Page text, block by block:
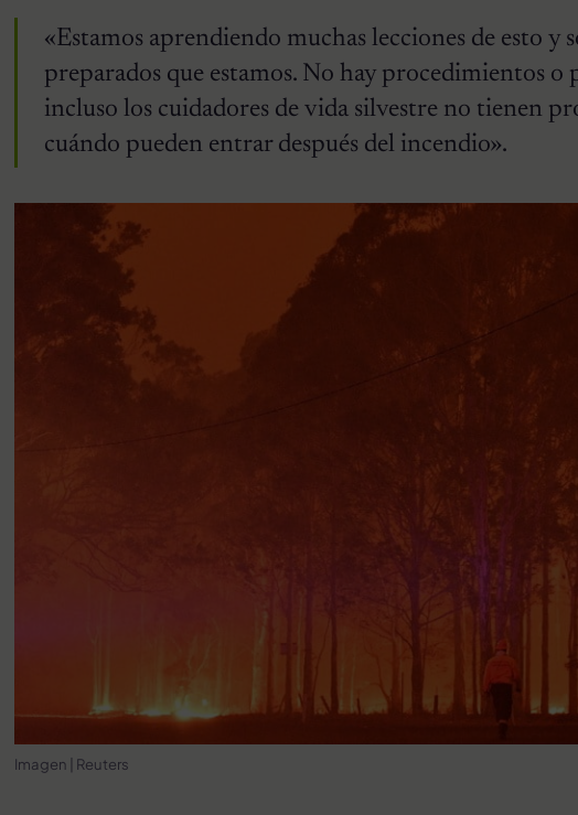
«Estamos aprendiendo muchas lecciones de esto y
preparados que estamos. No hay procedimientos o
incluso los cuidadores de vida silvestre no tienen
cuándo pueden entrar después del incendio».
Imagen | Reuters